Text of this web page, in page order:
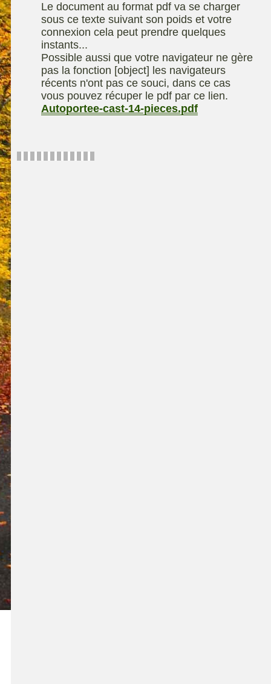
contact
Technique de
compostage
chevalet
Remorque
Le document au format pdf va se charger
sous ce texte suivant son poids et votre
connexion cela peut prendre quelques
instants...
Possible aussi que votre navigateur ne gère
pas la fonction [object] les navigateurs
récents n'ont pas ce souci, dans ce cas
vous pouvez récuper le pdf par ce lien.
Autoportee-cast-14-pieces.pdf